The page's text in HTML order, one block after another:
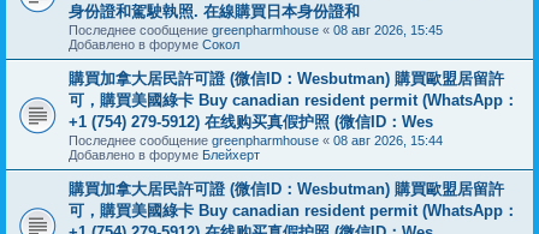
身份證和駕駛執照. 在線購買日本身份證和
Последнее сообщение greenpharmhouse « 08 авг 2026, 15:45
Добавлено в форуме Сокол
購買加拿大居民許可證 (微信ID：Wesbutman) 購買歐盟居留許
可，購買美國綠卡 Buy canadian resident permit (WhatsApp：
+1 (754) 279-5912) 在线购买真假护照 (微信ID：Wes
Последнее сообщение greenpharmhouse « 08 авг 2026, 15:44
Добавлено в форуме Блейхерт
購買加拿大居民許可證 (微信ID：Wesbutman) 購買歐盟居留許
可，購買美國綠卡 Buy canadian resident permit (WhatsApp：